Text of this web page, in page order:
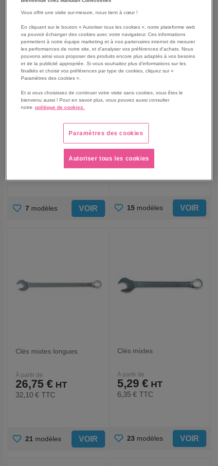
FAVORIS FAVORIS
AJOUTER
7 modèles VOIR
À partir de
8,15 €
AJOUTER
15 modèles VOIR
Clés mixtes longues
À partir de
26,75 €
32,10 € TTC
AJOUTER
21 modèles VOIR
Clés mixtes
À partir de
5,29 €
6,35 € TTC
AJOUTER
23 modèles VOIR
Vous offrir une visite sur-mesure, nous tient à cœur !
En cliquant sur le bouton « Autoriser tous les cookies », notre plateforme web
va pouvoir échanger des cookies avec votre navigateur. Ces informations
permettent à notre équipe marketing et à nos partenaires internet de mesurer
les performances de notre site, et d'analyser vos préférences d'achats. Nous
pouvons ainsi vous proposer des produits encore plus adaptés à vos besoins
et de la publicité appropriée. Si vous souhaitez plus d'informations sur les
finalités et choisir vos préférences par type de cookies, cliquez sur «
Paramètres des cookies ».
Et si vous choisissez de continuer votre visite sans cookies, vous êtes le
bienvenu aussi ! Pour en savoir plus, vous pouvez aussi consulter
notre politique de cookies.
Paramètres des cookies
Autoriser tous les cookies